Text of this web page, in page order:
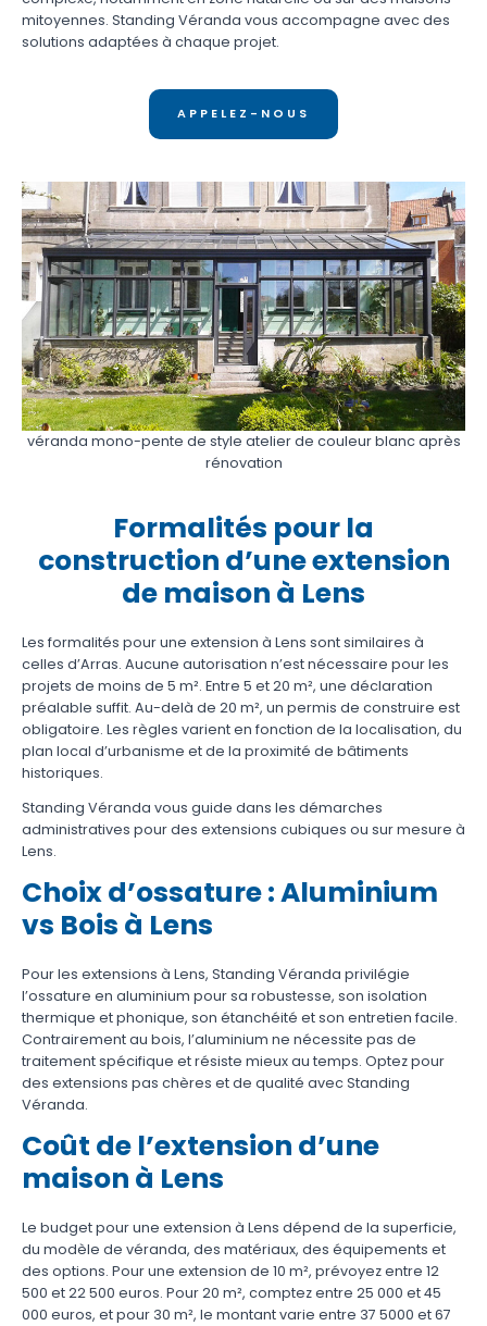
mitoyennes. Standing Véranda vous accompagne avec des
solutions adaptées à chaque projet.
APPELEZ-NOUS
véranda mono-pente de style atelier de couleur blanc après
rénovation
Formalités pour la
construction d’une extension
de maison à Lens
Les formalités pour une extension à Lens sont similaires à
celles d’Arras. Aucune autorisation n’est nécessaire pour les
projets de moins de 5 m². Entre 5 et 20 m², une déclaration
préalable suffit. Au-delà de 20 m², un permis de construire est
obligatoire. Les règles varient en fonction de la localisation, du
plan local d’urbanisme et de la proximité de bâtiments
historiques.
Standing Véranda vous guide dans les démarches
administratives pour des extensions cubiques ou sur mesure à
Lens.
Choix d’ossature : Aluminium
vs Bois à Lens
Pour les extensions à Lens, Standing Véranda privilégie
l’ossature en aluminium pour sa robustesse, son isolation
thermique et phonique, son étanchéité et son entretien facile.
Contrairement au bois, l’aluminium ne nécessite pas de
traitement spécifique et résiste mieux au temps. Optez pour
des extensions pas chères et de qualité avec Standing
Véranda.
Coût de l’extension d’une
maison à Lens
Le budget pour une extension à Lens dépend de la superficie,
du modèle de véranda, des matériaux, des équipements et
des options. Pour une extension de 10 m², prévoyez entre 12
500 et 22 500 euros. Pour 20 m², comptez entre 25 000 et 45
000 euros, et pour 30 m², le montant varie entre 37 5000 et 67